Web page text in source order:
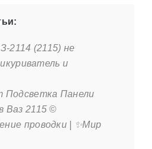
2114 (2115) не
и
Подсветка Панели
Ваз 2115 ©
проводки | ✨Мир